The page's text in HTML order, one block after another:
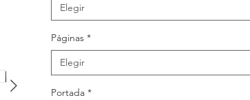
Elegir
Páginas *
Elegir
Portada *